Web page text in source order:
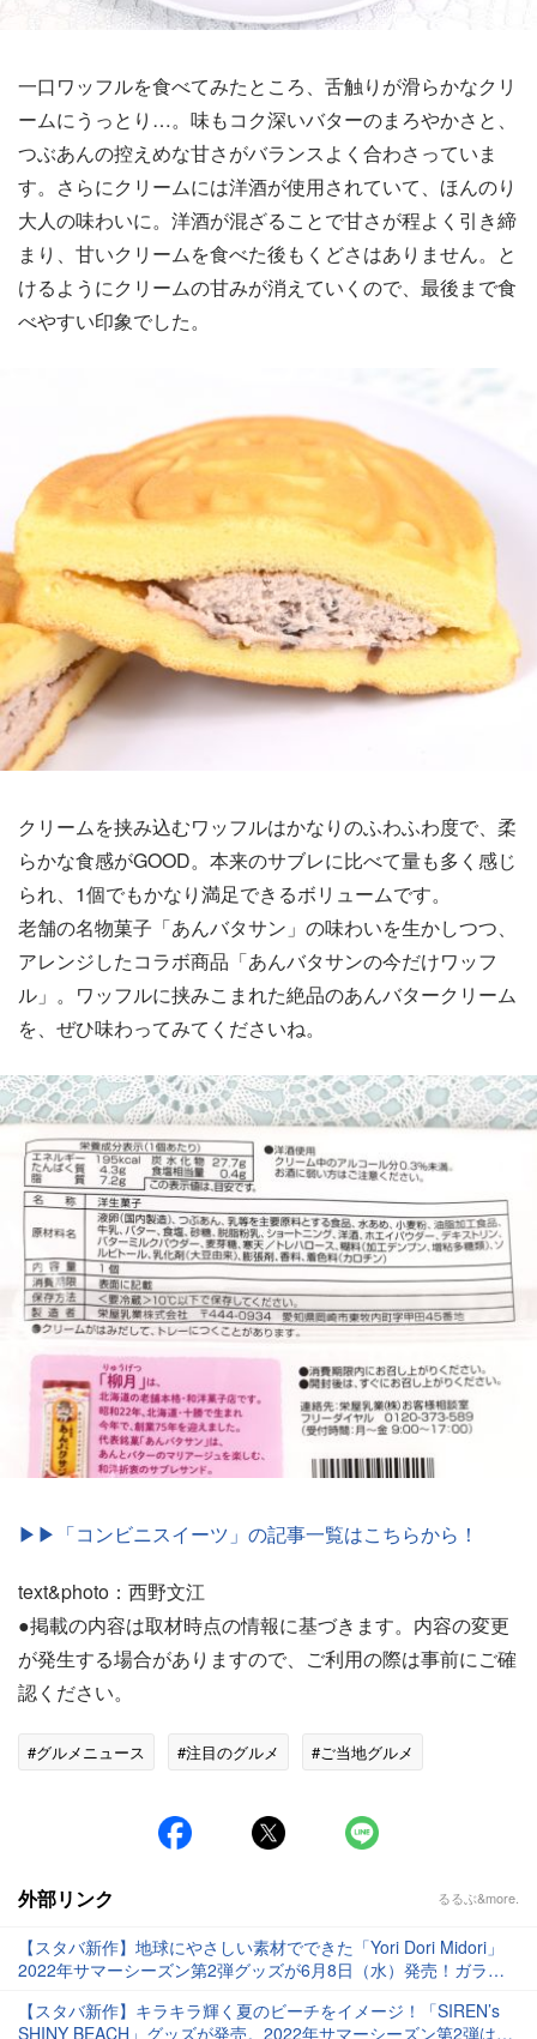
一口ワッフルを食べてみたところ、舌触りが滑らかなクリ
ームにうっとり…。味もコク深いバターのまろやかさと、
つぶあんの控えめな甘さがバランスよく合わさっていま
す。さらにクリームには洋酒が使用されていて、ほんのり
大人の味わいに。洋酒が混ざることで甘さが程よく引き締
まり、甘いクリームを食べた後もくどさはありません。と
けるようにクリームの甘みが消えていくので、最後まで食
べやすい印象でした。
クリームを挟み込むワッフルはかなりのふわふわ度で、柔
らかな食感がGOOD。本来のサブレに比べて量も多く感じ
られ、1個でもかなり満足できるボリュームです。
老舗の名物菓子「あんバタサン」の味わいを生かしつつ、
アレンジしたコラボ商品「あんバタサンの今だけワッフ
ル」。ワッフルに挟みこまれた絶品のあんバタークリーム
を、ぜひ味わってみてくださいね。
▶▶「コンビニスイーツ」の記事一覧はこちらから！
text&photo：西野文江
●掲載の内容は取材時点の情報に基づきます。内容の変更
が発生する場合がありますので、ご利用の際は事前にご確
認ください。
#グルメニュース #注目のグルメ #ご当地グルメ
外部リンク るるぶ&more.
【スタバ新作】地球にやさしい素材でできた「Yori Dori Midori」
2022年サマーシーズン第2弾グッズが6月8日（水）発売！ガラ
プも♪
【スタバ新作】キラキラ輝く夏のビーチをイメージ！「SIREN’s
SHINY BEACH」グッズが発売。2022年サマーシーズン第2弾は、